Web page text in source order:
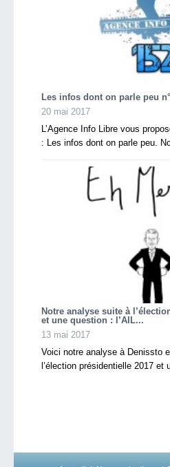
Les infos dont on parle peu
20 mai 2017
L’Agence Info Libre vous
: Les infos dont on parle peu.
Notre analyse suite à
et une question : l’AIL...
13 mai 2017
Voici notre analyse à Denissto
l’élection présidentielle 2017 et